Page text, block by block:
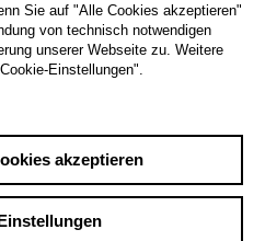
Sie auf "Alle Cookies akzeptieren"
von technisch notwendigen
unserer Webseite zu. Weitere
Einstellungen".
akzeptieren